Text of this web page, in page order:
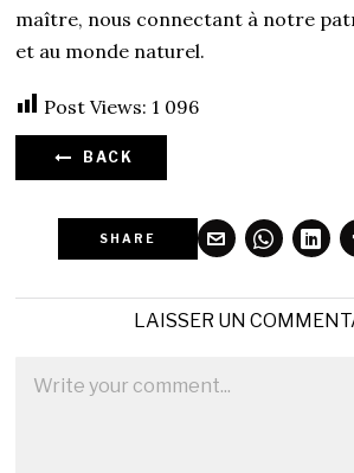
maître, nous connectant à notre
et au monde naturel.
Post Views: 1 096
BACK
SHARE
LAISSER UN